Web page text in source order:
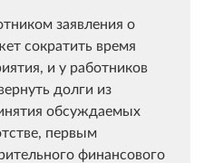
заявления о
сократить время
и у работников
долги из
обсуждаемых
первым
финансового